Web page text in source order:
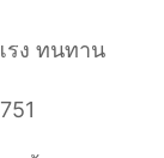
รง ทนทาน